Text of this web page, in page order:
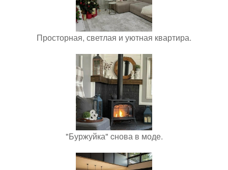
Просторная, светлая и уютная квартира.
"Буржуйка" cнова в моде.